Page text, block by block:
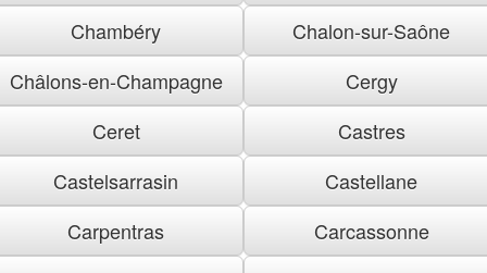
Chambéry
Chalon-sur-Saône
Châlons-en-Champagne
Cergy
Ceret
Castres
Castelsarrasin
Castellane
Carpentras
Carcassonne